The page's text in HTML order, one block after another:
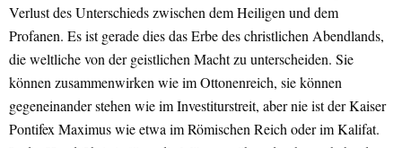
Verlust des Unterschieds zwischen dem Heiligen und dem
Profanen. Es ist gerade dies das Erbe des christlichen Abendlands,
die weltliche von der geistlichen Macht zu unterscheiden. Sie
können zusammenwirken wie im Ottonenreich, sie können
gegeneinander stehen wie im Investiturstreit, aber nie ist der Kaiser
Pontifex Maximus wie etwa im Römischen Reich oder im Kalifat.